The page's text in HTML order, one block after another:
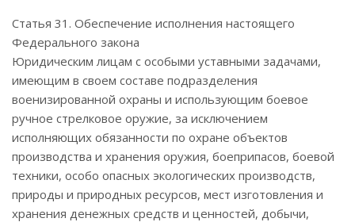
Статья 31. Обеспечение исполнения настоящего
Федерального закона
Юридическим лицам с особыми уставными задачами,
имеющим в своем составе подразделения
военизированной охраны и использующим боевое
ручное стрелковое оружие, за исключением
исполняющих обязанности по охране объектов
производства и хранения оружия, боеприпасов, боевой
техники, особо опасных экологических производств,
природы и природных ресурсов, мест изготовления и
хранения денежных средств и ценностей, добычи,